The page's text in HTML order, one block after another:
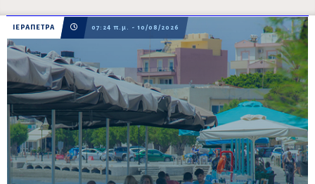
ΙΕΡΑΠΕΤΡΑ 07:24 π.μ. - 10/08/2026